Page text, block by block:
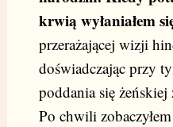
krwią wyłaniałem
przerażającej wizji
doświadczając przy
poddania się żeńskiej
Po chwili